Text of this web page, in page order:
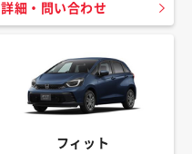
詳細・問い合わせ
フィット